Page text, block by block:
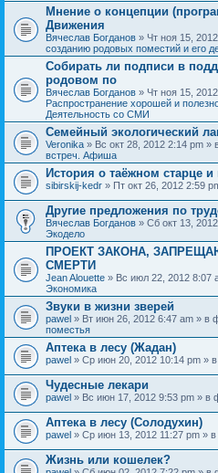
Мнение о концепции
Движения
Вячеслав Богданов » Чт ноя 15,
созданию родовых поместий и его
Собирать ли подписи в
родовом по
Вячеслав Богданов » Чт ноя 15,
Распространение хорошей и
Деятельность со СМИ
Семейный экологический
Veronika » Вс окт 28, 2012 2:14 pm »
встреч. Афиша
История о таёжном старце
sibirskij-kedr » Пт окт 26, 2012 2:59
Другие предложения по
Вячеслав Богданов » Сб окт 13,
Экодело
ПРОЕКТ ЗАКОНА,
СМЕРТИ
Jean Alouette » Вс июл 22, 2012 8:07
Экономика
Звуки в жизни зверей
pawel » Вт июн 26, 2012 6:47 am » в
поместья
Аптека в лесу (Жадан)
pawel » Ср июн 20, 2012 10:14 pm »
Чудесные лекари
pawel » Вс июн 17, 2012 9:53 pm » в
Аптека в лесу (Солодухин)
pawel » Ср июн 13, 2012 11:27 pm »
Жизнь или кошелек?